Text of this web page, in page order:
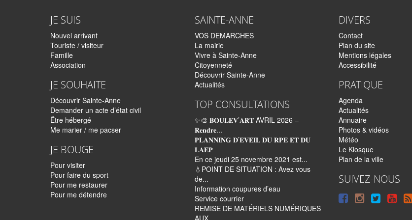
JE SUIS
Nouvel arrivant
Touriste / visiteur
Famille
Association
JE SOUHAITE
Découvrir Sainte-Anne
Demander un acte d’état civil
Être hébergé
Me marier / me pacser
JE BOUGE
Pour visiter
Pour faire du sport
Pour me restaurer
Pour me détendre
SAINTE-ANNE
VOS DEMARCHES
La mairie
Vivre à Sainte-Anne
Citoyenneté
Découvrir Sainte-Anne
Actualités
TOP CONSULTATIONS
✨🎨 𝐁𝐎𝐔𝐋𝐄𝐕’𝐀𝐑𝐓 AVRIL 2026 –
𝐑𝐞𝐧𝐝𝐫𝐞...
𝐏𝐋𝐀𝐍𝐍𝐈𝐍𝐆 𝐃’𝐄𝐕𝐄𝐈𝐋 𝐃𝐔 𝐑𝐏𝐄 𝐄𝐓 𝐃𝐔
𝐋𝐀𝐄𝐏
En ce jeudi 25 novembre 2021 est...
💧POINT DE SITUATION : Avez vous
de...
Information coupures d’eau
Service courrier
REMISE DE MATÉRIELS NUMÉRIQUES
AUX...
DIVERS
Contact
Plan du site
Mentions légales
Accessibilité
PRATIQUE
Agenda
Actualités
Annuaire
Photos & vidéos
Météo
Le Kiosque
Plan de la ville
SUIVEZ-NOUS
SuivreSuivreSuivre